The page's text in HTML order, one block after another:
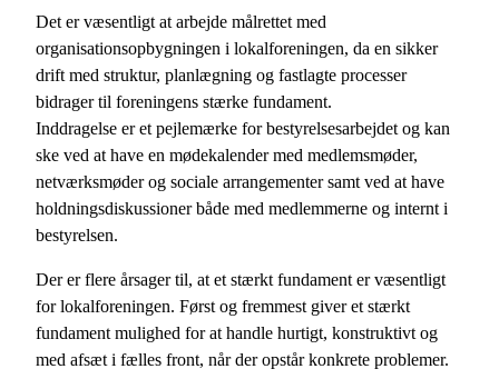
Det er væsentligt at arbejde målrettet med
organisationsopbygningen i lokalforeningen, da en sikker
drift med struktur, planlægning og fastlagte processer
bidrager til foreningens stærke fundament.
Inddragelse er et pejlemærke for bestyrelsesarbejdet og kan
ske ved at have en mødekalender med medlemsmøder,
netværksmøder og sociale arrangementer samt ved at have
holdningsdiskussioner både med medlemmerne og internt i
bestyrelsen.
Der er flere årsager til, at et stærkt fundament er væsentligt
for lokalforeningen. Først og fremmest giver et stærkt
fundament mulighed for at handle hurtigt, konstruktivt og
med afsæt i fælles front, når der opstår konkrete problemer.